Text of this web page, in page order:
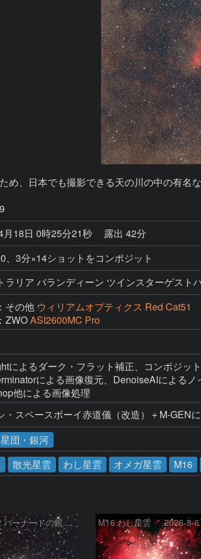
め、日本でも撮影できる天の川の中の有名
月18日 0時25分21秒
露出 42分
、3分×14ショットをコンポジット
ラリア バランディーン ツインスターゲスト
その他 ウィリアムオプティクス Red Cat51
ZWOASI2600MC Pro
によるダーク・フラット補正、コンポジッ
による画像復元、DenoiseAIによる
他による画像処理
・スペースボーイ赤道儀（改造）＋M-GEN
団・銀河
散光星雲 わし星雲 オメガ星雲 M16
NGC6822 バーナードの銀河 いて座 M16 わし星雲 2026-8-6